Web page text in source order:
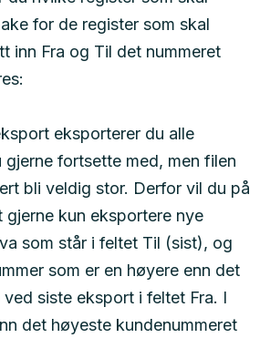
for de register som skal
inn Fra og Til det nummeret
eksporterer du alle
gjerne fortsette med, men filen
bli veldig stor. Derfor vil du på
gjerne kun eksportere nye
som står i feltet Til (sist), og
som er en høyere enn det
siste eksport i feltet Fra. I
det høyeste kundenummeret